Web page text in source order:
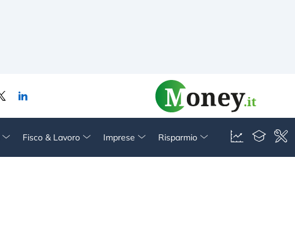
Fisco & Lavoro Imprese Risparmio